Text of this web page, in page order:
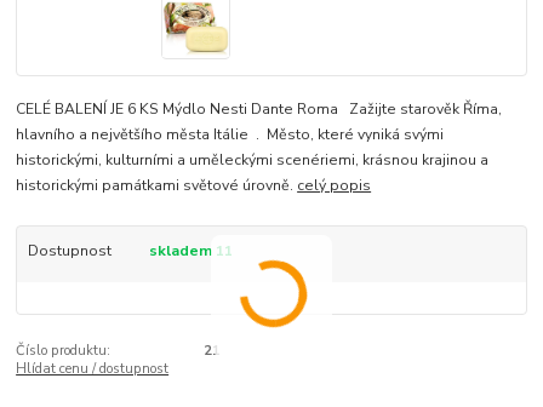
CELÉ BALENÍ JE 6 KS Mýdlo Nesti Dante Roma Zažijte starověk Říma,
hlavního a největšího města Itálie . Město, které vyniká svými
historickými, kulturními a uměleckými scenériemi, krásnou krajinou a
historickými památkami světové úrovně. celý popis
Dostupnost skladem 11
Číslo produktu:
21
Hlídat cenu / dostupnost